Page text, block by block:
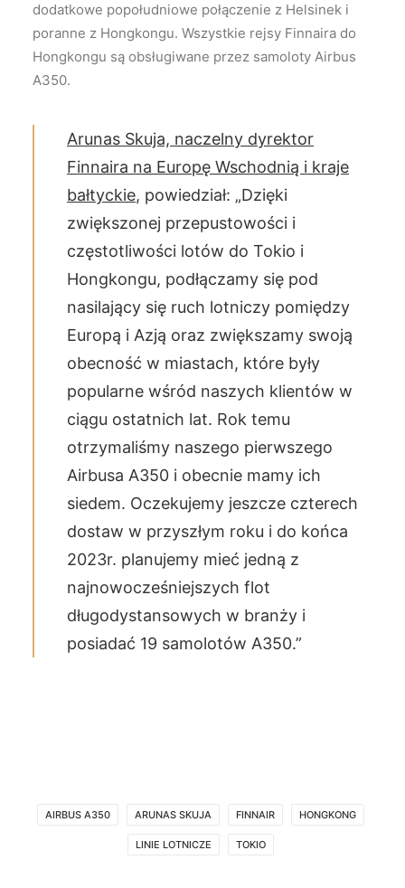
dodatkowe popołudniowe połączenie z Helsinek i
poranne z Hongkongu. Wszystkie rejsy Finnaira do
Hongkongu są obsługiwane przez samoloty Airbus
A350.
Arunas Skuja, naczelny dyrektor
Finnaira na Europę Wschodnią i kraje
bałtyckie, powiedział: „Dzięki
zwiększonej przepustowości i
częstotliwości lotów do Tokio i
Hongkongu, podłączamy się pod
nasilający się ruch lotniczy pomiędzy
Europą i Azją oraz zwiększamy swoją
obecność w miastach, które były
popularne wśród naszych klientów w
ciągu ostatnich lat. Rok temu
otrzymaliśmy naszego pierwszego
Airbusa A350 i obecnie mamy ich
siedem. Oczekujemy jeszcze czterech
dostaw w przyszłym roku i do końca
2023r. planujemy mieć jedną z
najnowocześniejszych flot
długodystansowych w branży i
posiadać 19 samolotów A350.”
AIRBUS A350 ARUNAS SKUJA FINNAIR HONGKONG
LINIE LOTNICZE TOKIO